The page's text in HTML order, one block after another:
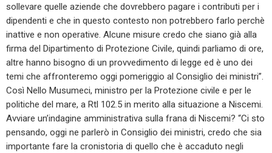
sollevare quelle aziende che dovrebbero pagare i contributi per i
dipendenti e che in questo contesto non potrebbero farlo perchè
inattive e non operative. Alcune misure credo che siano già alla
firma del Dipartimento di Protezione Civile, quindi parliamo di ore,
altre hanno bisogno di un provvedimento di legge ed è uno dei
temi che affronteremo oggi pomeriggio al Consiglio dei ministri”.
Così Nello Musumeci, ministro per la Protezione civile e per le
politiche del mare, a Rtl 102.5 in merito alla situazione a Niscemi.
Avviare un’indagine amministrativa sulla frana di Niscemi? “Ci sto
pensando, oggi ne parlerò in Consiglio dei ministri, credo che sia
importante fare la cronistoria di quello che è accaduto negli